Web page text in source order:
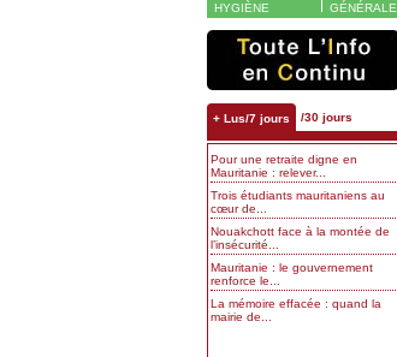
HYGIÈNE
GÉNÉRALE
+ Lus/7 jours /30 jours
Pour une retraite digne en
Mauritanie : relever...
Trois étudiants mauritaniens au
cœur de...
Nouakchott face à la montée de
l’insécurité...
Mauritanie : le gouvernement
renforce le...
La mémoire effacée : quand la
mairie de...